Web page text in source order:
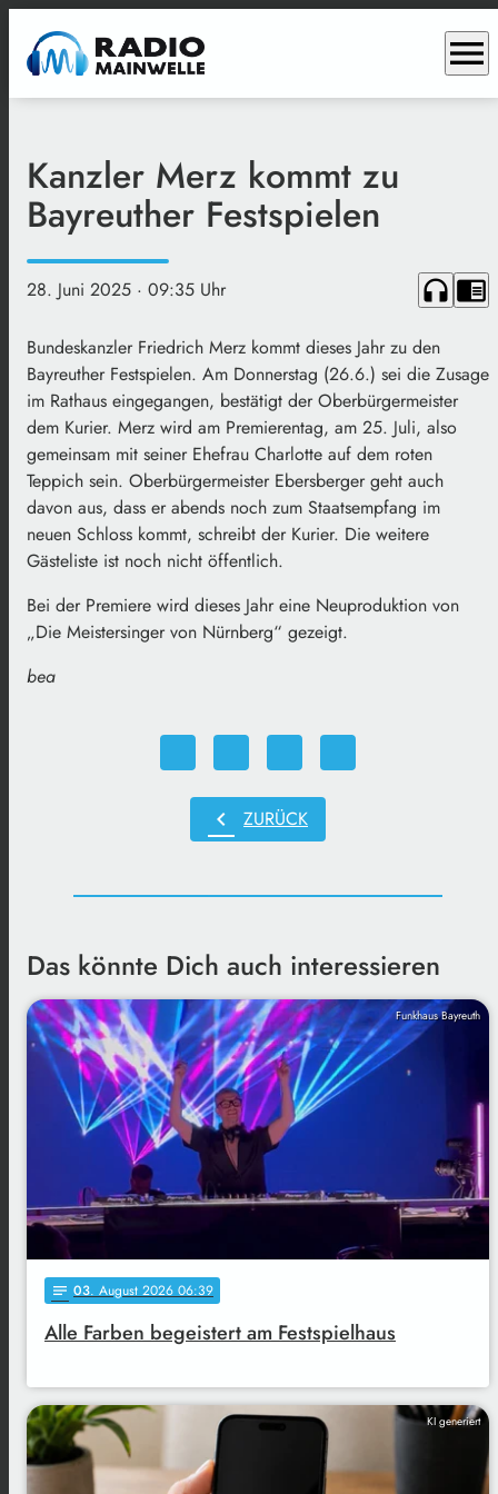
menu
Kanzler Merz kommt zu
Bayreuther Festspielen
28. Juni 2025 · 09:35 Uhr headphones chrome_reader_mode
Bundeskanzler Friedrich Merz kommt dieses Jahr zu den
Bayreuther Festspielen. Am Donnerstag (26.6.) sei die Zusage
im Rathaus eingegangen, bestätigt der Oberbürgermeister
dem Kurier. Merz wird am Premierentag, am 25. Juli, also
gemeinsam mit seiner Ehefrau Charlotte auf dem roten
Teppich sein. Oberbürgermeister Ebersberger geht auch
davon aus, dass er abends noch zum Staatsempfang im
neuen Schloss kommt, schreibt der Kurier. Die weitere
Gästeliste ist noch nicht öffentlich.
Bei der Premiere wird dieses Jahr eine Neuproduktion von
„Die Meistersinger von Nürnberg“ gezeigt.
bea
chevron_left ZURÜCK
Das könnte Dich auch interessieren
Funkhaus Bayreuth
notes 03. August 2026 06:39
Alle Farben begeistert am Festspielhaus
KI generiert